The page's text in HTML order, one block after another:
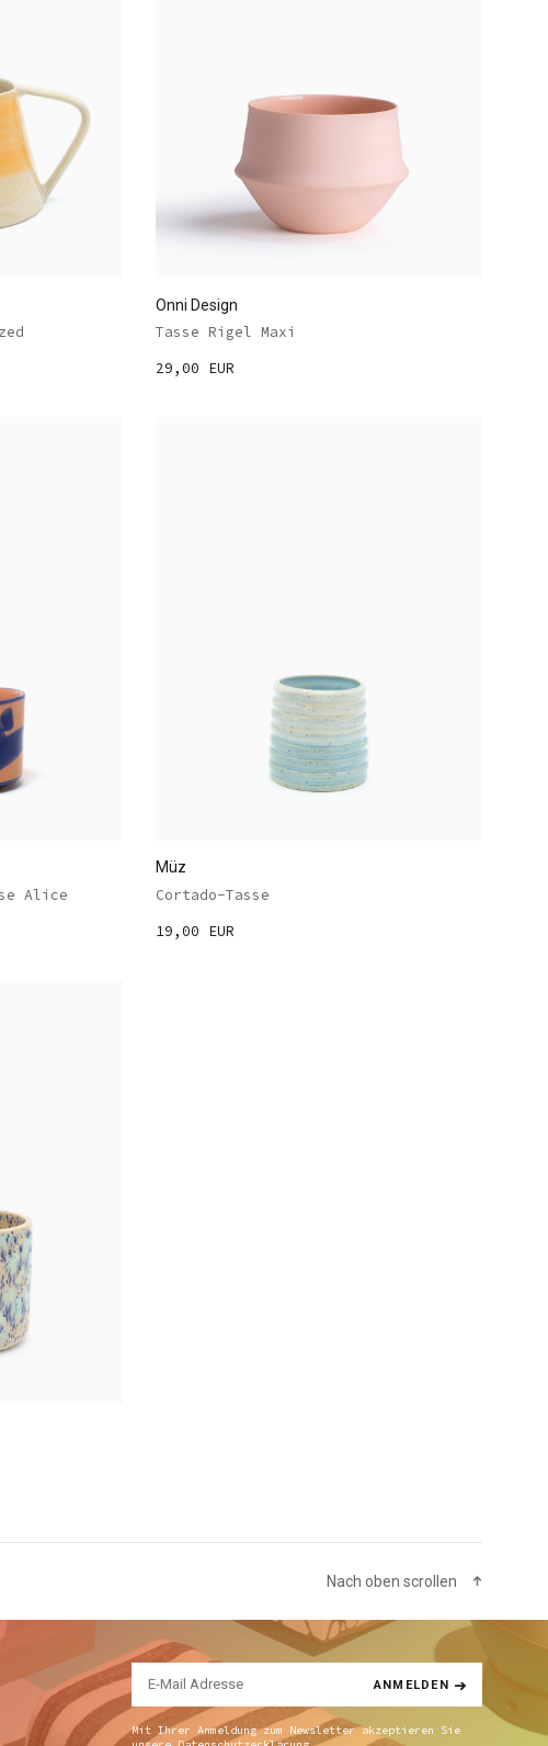
Onni Design
Tasse Rigel Maxi
29,00 EUR
Alice
Müz
Cortado-Tasse
19,00 EUR
Nach oben scrollen
ANMELDEN
Mit Ihrer Anmeldung zum Newsletter akzeptieren Sie